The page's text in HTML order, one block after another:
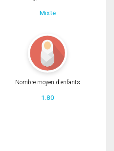
Mixte
Nombre moyen d'enfants
1.80